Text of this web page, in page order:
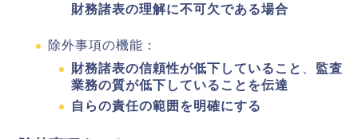
財務諸表の理解に不可欠である場合
除外事項の機能：
財務諸表の信頼性が低下していること
監査
業務の質が低下していることを伝達
自らの責任の範囲を明確にする